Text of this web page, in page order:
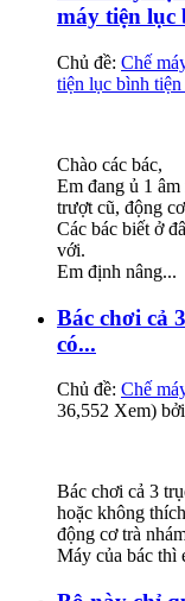
máy tiện lục
Chủ đề: Chế
tiện lục bình tiện
Chào các bác,
Em đang ủ 1 âm
trượt cũ, động
Các bác biết ở
với.
Em định nâng...
Bác chơi cả
có...
Chủ đề: Chế
36,552 Xem) bởi
Bác chơi cả 3
hoặc không
động cơ trà
Máy của bác thì